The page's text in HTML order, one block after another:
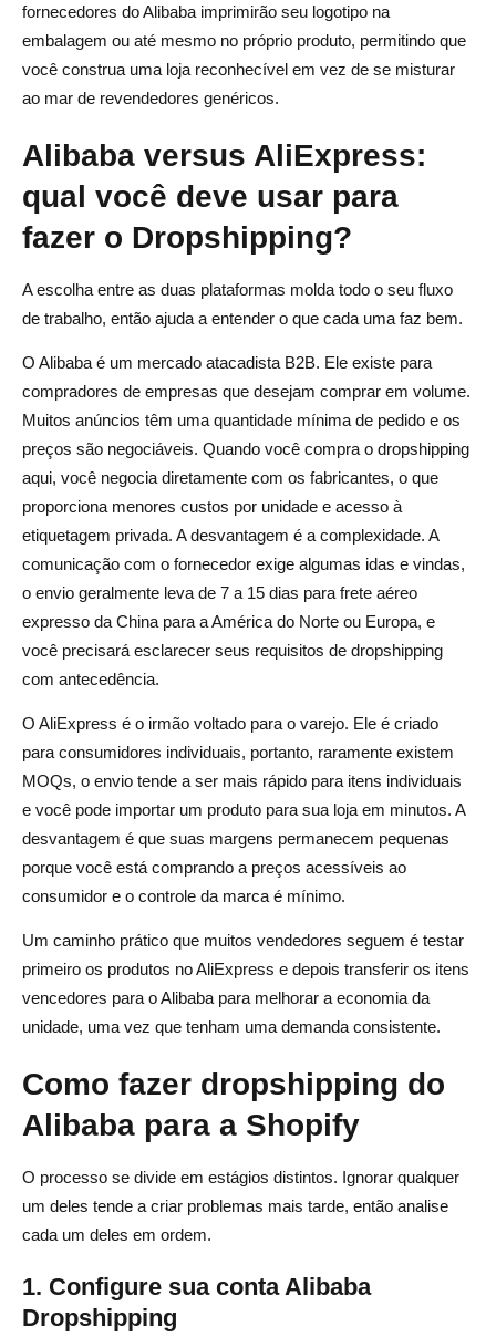
fornecedores do Alibaba imprimirão seu logotipo na
embalagem ou até mesmo no próprio produto, permitindo que
você construa uma loja reconhecível em vez de se misturar
ao mar de revendedores genéricos.
Alibaba versus AliExpress:
qual você deve usar para
fazer o Dropshipping?
A escolha entre as duas plataformas molda todo o seu fluxo
de trabalho, então ajuda a entender o que cada uma faz bem.
O Alibaba é um mercado atacadista B2B. Ele existe para
compradores de empresas que desejam comprar em volume.
Muitos anúncios têm uma quantidade mínima de pedido e os
preços são negociáveis. Quando você compra o dropshipping
aqui, você negocia diretamente com os fabricantes, o que
proporciona menores custos por unidade e acesso à
etiquetagem privada. A desvantagem é a complexidade. A
comunicação com o fornecedor exige algumas idas e vindas,
o envio geralmente leva de 7 a 15 dias para frete aéreo
expresso da China para a América do Norte ou Europa, e
você precisará esclarecer seus requisitos de dropshipping
com antecedência.
O AliExpress é o irmão voltado para o varejo. Ele é criado
para consumidores individuais, portanto, raramente existem
MOQs, o envio tende a ser mais rápido para itens individuais
e você pode importar um produto para sua loja em minutos. A
desvantagem é que suas margens permanecem pequenas
porque você está comprando a preços acessíveis ao
consumidor e o controle da marca é mínimo.
Um caminho prático que muitos vendedores seguem é testar
primeiro os produtos no AliExpress e depois transferir os itens
vencedores para o Alibaba para melhorar a economia da
unidade, uma vez que tenham uma demanda consistente.
Como fazer dropshipping do
Alibaba para a Shopify
O processo se divide em estágios distintos. Ignorar qualquer
um deles tende a criar problemas mais tarde, então analise
cada um deles em ordem.
1. Configure sua conta Alibaba
Dropshipping